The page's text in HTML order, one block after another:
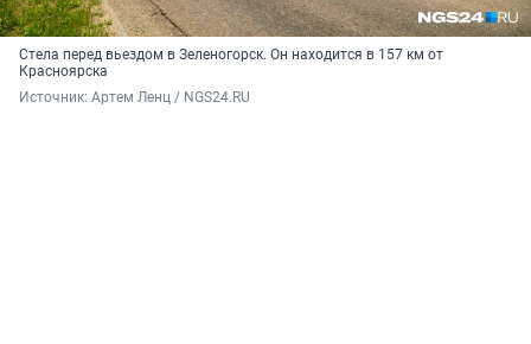
Стела перед вьездом в Зеленогорск. Он находится в 157 км от
Красноярска
Источник: Артем Ленц / NGS24.RU